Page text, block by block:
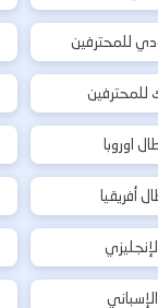
للمحترفين
للمحترفين
اوروبا
أفريقيا